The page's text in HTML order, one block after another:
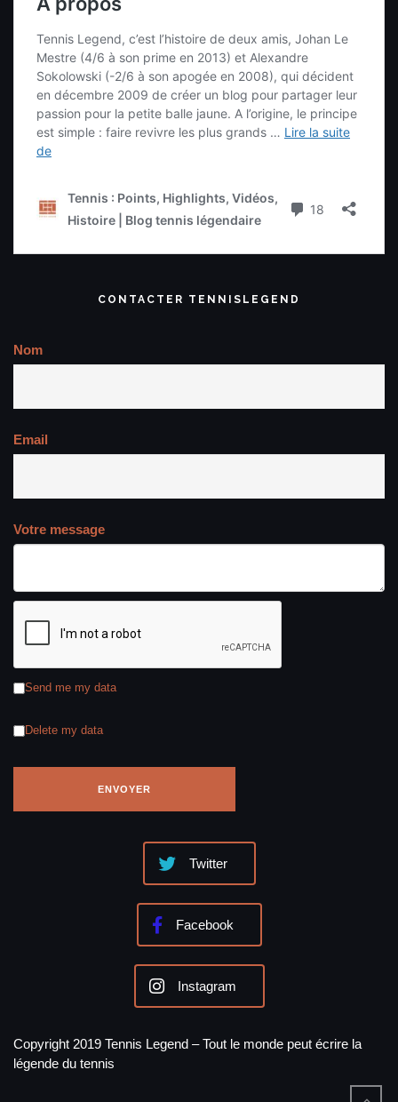
CONTACTER TENNISLEGEND
Nom
Email
Votre message
Send me my data
Delete my data
Twitter
Facebook
Instagram
Copyright 2019 Tennis Legend – Tout le monde peut écrire la
légende du tennis